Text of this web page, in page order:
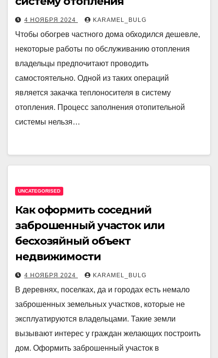
4 НОЯБРЯ 2024 KARAMEL_BULG
Чтобы обогрев частного дома обходился дешевле,
некоторые работы по обслуживанию отопления
владельцы предпочитают проводить
самостоятельно. Одной из таких операций
является закачка теплоносителя в систему
отопления. Процесс заполнения отопительной
системы нельзя…
UNCATEGORISED
Как оформить соседний
заброшенный участок или
бесхозяйный объект
недвижимости
4 НОЯБРЯ 2024 KARAMEL_BULG
В деревнях, поселках, да и городах есть немало
заброшенных земельных участков, которые не
эксплуатируются владельцами. Такие земли
вызывают интерес у граждан желающих построить
дом. Оформить заброшенный участок в